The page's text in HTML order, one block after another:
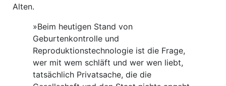
Alten.
»Beim heutigen Stand von
Geburtenkontrolle und
Reproduktionstechnologie ist die Frage,
wer mit wem schläft und wer wen liebt,
tatsächlich Privatsache, die die